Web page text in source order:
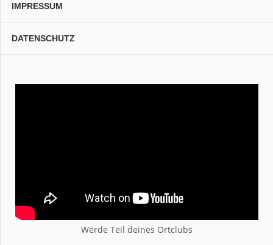
IMPRESSUM
DATENSCHUTZ
Werde Teil deines Ortclubs